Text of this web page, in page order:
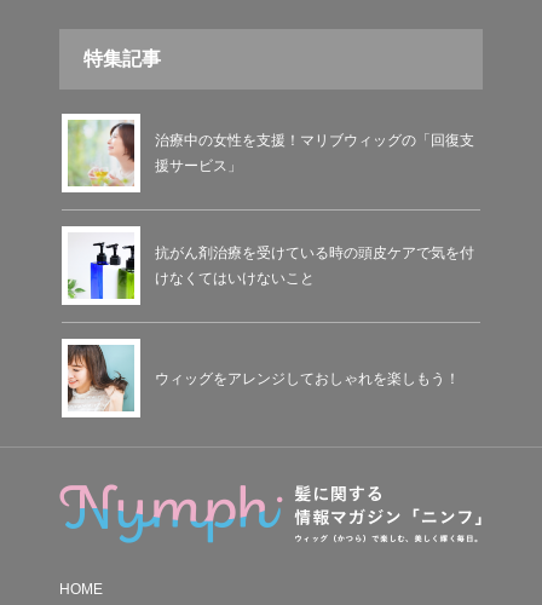
特集記事
治療中の女性を支援！マリブウィッグの「回復支
援サービス」
抗がん剤治療を受けている時の頭皮ケアで気を付
けなくてはいけないこと
ウィッグをアレンジしておしゃれを楽しもう！
HOME